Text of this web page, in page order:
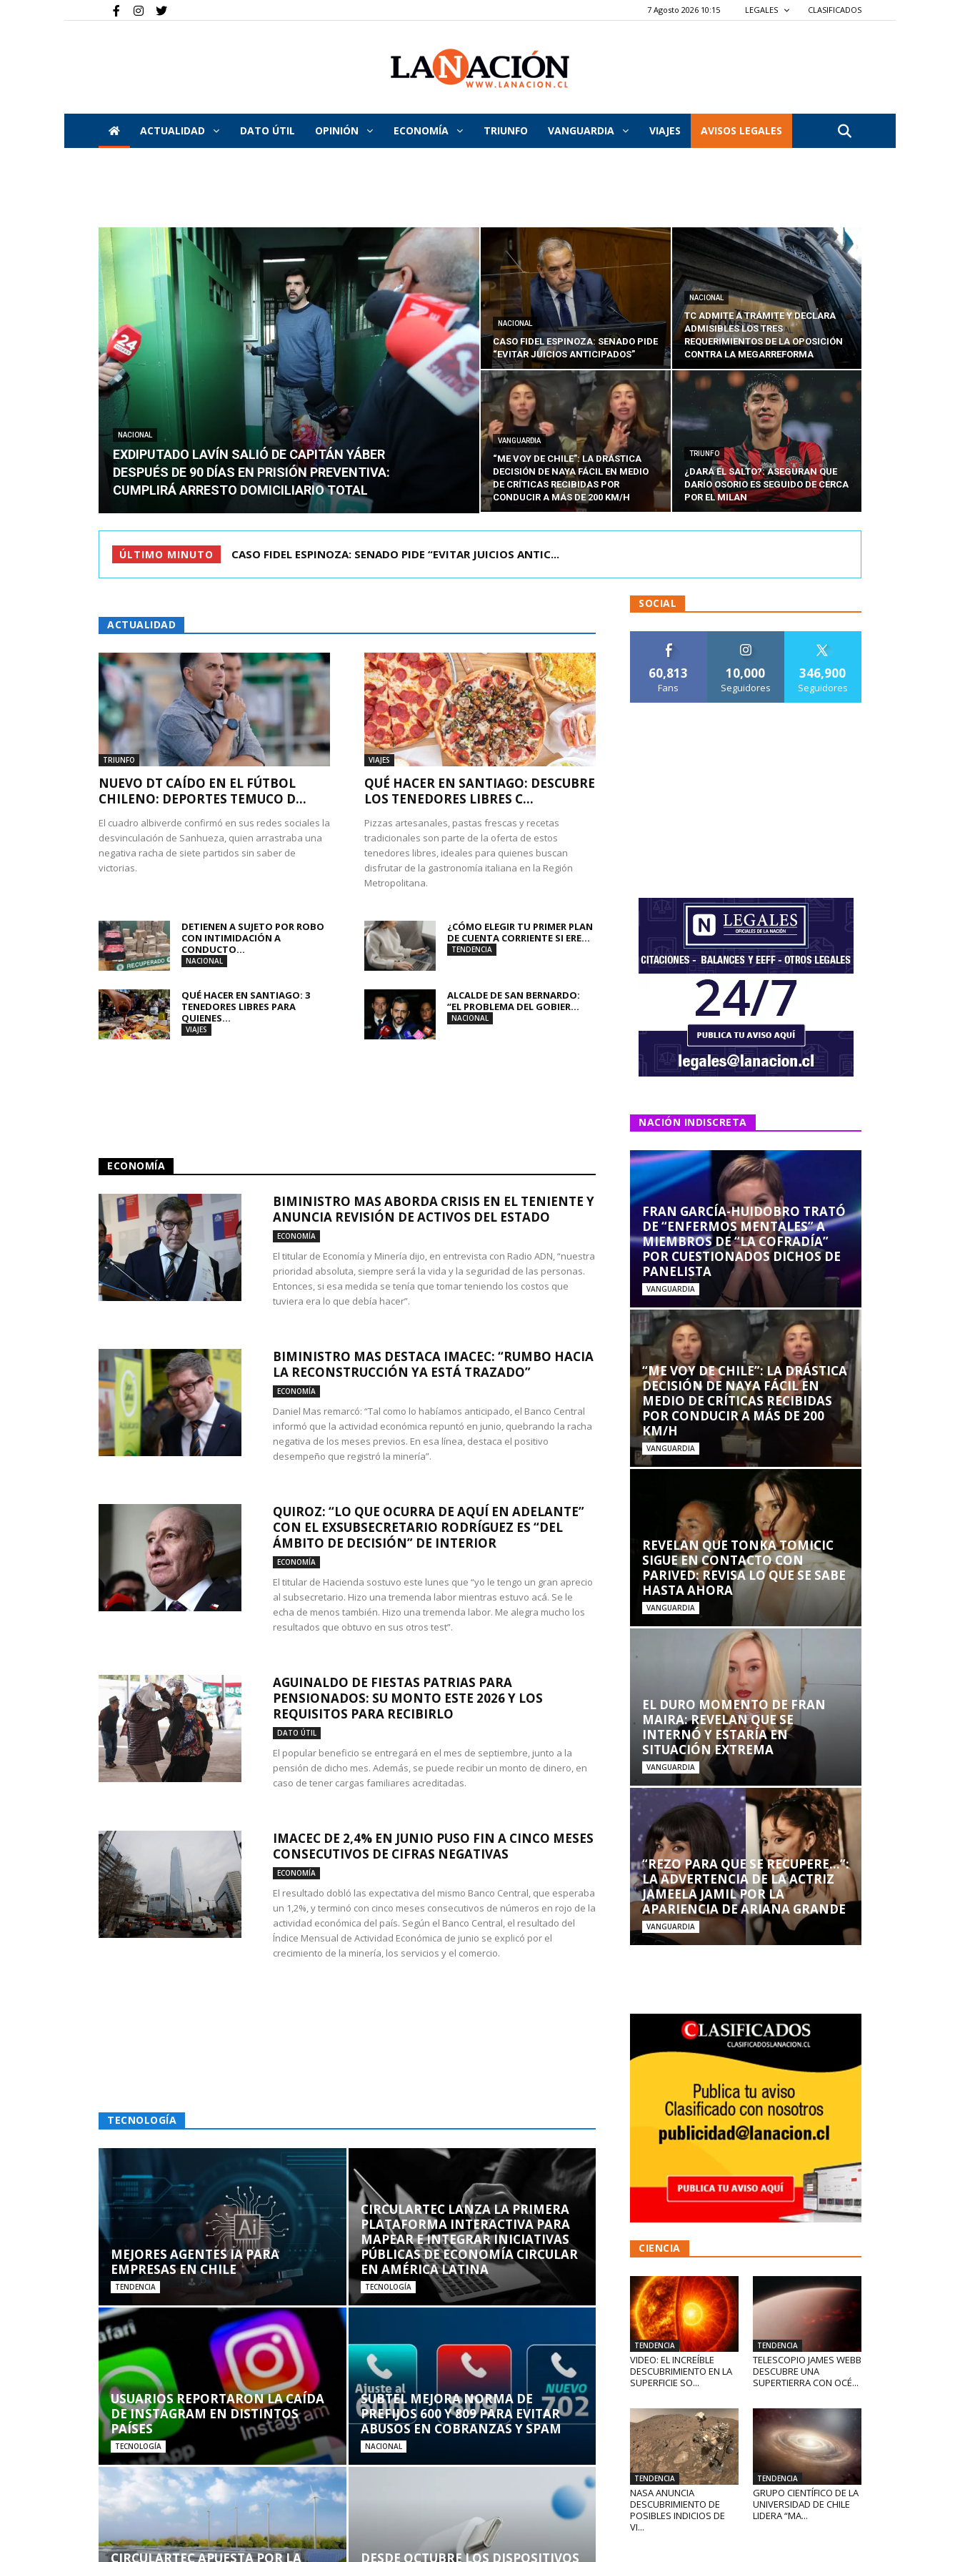
7 Agosto 2026 10:15 LEGALES CLASIFICADOS
La
Nación
ACTUALIDAD DATO ÚTIL OPINIÓN ECONOMÍA TRIUNFO VANGUARDIA VIAJES AVISOS LEGALES
NACIONAL
EXDIPUTADO LAVÍN SALIÓ DE CAPITÁN YÁBER
DESPUÉS DE 90 DÍAS EN PRISIÓN PREVENTIVA:
CUMPLIRÁ ARRESTO DOMICILIARIO TOTAL
NACIONAL
CASO FIDEL ESPINOZA: SENADO PIDE
“EVITAR JUICIOS ANTICIPADOS”
NACIONAL
TC ADMITE A TRÁMITE Y DECLARA
ADMISIBLES LOS TRES
REQUERIMIENTOS DE LA OPOSICIÓN
CONTRA LA MEGARREFORMA
VANGUARDIA
“ME VOY DE CHILE”: LA DRÁSTICA
DECISIÓN DE NAYA FÁCIL EN MEDIO
DE CRÍTICAS RECIBIDAS POR
CONDUCIR A MÁS DE 200 KM/H
TRIUNFO
¿DARÁ EL SALTO?: ASEGURAN QUE
DARÍO OSORIO ES SEGUIDO DE CERCA
POR EL MILAN
ÚLTIMO MINUTO TC ADMITE A TRÁMITE Y DECLARA ADMISIBLES LOS TRES REQU...
ACTUALIDAD
TRIUNFO
NUEVO DT CAÍDO EN EL FÚTBOL
CHILENO: DEPORTES TEMUCO D...
El cuadro albiverde confirmó en sus redes sociales la
desvinculación de Sanhueza, quien arrastraba una
negativa racha de siete partidos sin saber de
victorias.
VIAJES
QUÉ HACER EN SANTIAGO: DESCUBRE
LOS TENEDORES LIBRES C...
Pizzas artesanales, pastas frescas y recetas
tradicionales son parte de la oferta de estos
tenedores libres, ideales para quienes buscan
disfrutar de la gastronomía italiana en la Región
Metropolitana.
DETIENEN A SUJETO POR ROBO
CON INTIMIDACIÓN A
CONDUCTO...
NACIONAL
¿CÓMO ELEGIR TU PRIMER PLAN
DE CUENTA CORRIENTE SI ERE...
TENDENCIA
QUÉ HACER EN SANTIAGO: 3
TENEDORES LIBRES PARA
QUIENES...
VIAJES
ALCALDE DE SAN BERNARDO:
“EL PROBLEMA DEL GOBIER...
NACIONAL
ECONOMÍA
BIMINISTRO MAS ABORDA CRISIS EN EL TENIENTE Y
ANUNCIA REVISIÓN DE ACTIVOS DEL ESTADO
ECONOMÍA
El titular de Economía y Minería dijo, en entrevista con Radio ADN, “nuestra
prioridad absoluta, siempre será la vida y la seguridad de las personas.
Entonces, si esa medida se tenía que tomar teniendo los costos que
tuviera era lo que debía hacer”.
BIMINISTRO MAS DESTACA IMACEC: “RUMBO HACIA
LA RECONSTRUCCIÓN YA ESTÁ TRAZADO”
ECONOMÍA
Daniel Mas remarcó: “Tal como lo habíamos anticipado, el Banco Central
informó que la actividad económica repuntó en junio, quebrando la racha
negativa de los meses previos. En esa línea, destaca el positivo
desempeño que registró la minería”.
QUIROZ: “LO QUE OCURRA DE AQUÍ EN ADELANTE”
CON EL EXSUBSECRETARIO RODRÍGUEZ ES “DEL
ÁMBITO DE DECISIÓN” DE INTERIOR
ECONOMÍA
El titular de Hacienda sostuvo este lunes que “yo le tengo un gran aprecio
al subsecretario. Hizo una tremenda labor mientras estuvo acá. Se le
echa de menos también. Hizo una tremenda labor. Me alegra mucho los
resultados que obtuvo en sus otros test”.
AGUINALDO DE FIESTAS PATRIAS PARA
PENSIONADOS: SU MONTO ESTE 2026 Y LOS
REQUISITOS PARA RECIBIRLO
DATO ÚTIL
El popular beneficio se entregará en el mes de septiembre, junto a la
pensión de dicho mes. Además, se puede recibir un monto de dinero, en
caso de tener cargas familiares acreditadas.
IMACEC DE 2,4% EN JUNIO PUSO FIN A CINCO MESES
CONSECUTIVOS DE CIFRAS NEGATIVAS
ECONOMÍA
El resultado dobló las expectativa del mismo Banco Central, que esperaba
un 1,2%, y terminó con cinco meses consecutivos de números en rojo de la
actividad económica del país. Según el Banco Central, el resultado del
Índice Mensual de Actividad Económica de junio se explicó por el
crecimiento de la minería, los servicios y el comercio.
TECNOLOGÍA
MEJORES AGENTES IA PARA
EMPRESAS EN CHILE
TENDENCIA
CIRCULARTEC LANZA LA PRIMERA
PLATAFORMA INTERACTIVA PARA
MAPEAR E INTEGRAR INICIATIVAS
PÚBLICAS DE ECONOMÍA CIRCULAR
EN AMÉRICA LATINA
TECNOLOGÍA
USUARIOS REPORTARON LA CAÍDA
DE INSTAGRAM EN DISTINTOS
PAÍSES
TECNOLOGÍA
SUBTEL MEJORA NORMA DE
PREFIJOS 600 Y 809 PARA EVITAR
ABUSOS EN COBRANZAS Y SPAM
NACIONAL
CIRCULARTEC APUESTA POR LA DESDE OCTUBRE LOS DISPOSITIVOS
SOCIAL
60,813
Fans
10,000
Seguidores
346,900
Seguidores
NACIÓN INDISCRETA
FRAN GARCÍA-HUIDOBRO TRATÓ
DE “ENFERMOS MENTALES” A
MIEMBROS DE “LA COFRADÍA”
POR CUESTIONADOS DICHOS DE
PANELISTA
VANGUARDIA
“ME VOY DE CHILE”: LA DRÁSTICA
DECISIÓN DE NAYA FÁCIL EN
MEDIO DE CRÍTICAS RECIBIDAS
POR CONDUCIR A MÁS DE 200
KM/H
VANGUARDIA
REVELAN QUE TONKA TOMICIC
SIGUE EN CONTACTO CON
PARIVED: REVISA LO QUE SE SABE
HASTA AHORA
VANGUARDIA
EL DURO MOMENTO DE FRAN
MAIRA: REVELAN QUE SE
INTERNÓ Y ESTARÍA EN
SITUACIÓN EXTREMA
VANGUARDIA
“REZO PARA QUE SE RECUPERE…”:
LA ADVERTENCIA DE LA ACTRIZ
JAMEELA JAMIL POR LA
APARIENCIA DE ARIANA GRANDE
VANGUARDIA
CIENCIA
TENDENCIA
VIDEO: EL INCREÍBLE
DESCUBRIMIENTO EN LA
SUPERFICIE SO...
TENDENCIA
TELESCOPIO JAMES WEBB
DESCUBRE UNA
SUPERTIERRA CON OCÉ...
TENDENCIA
NASA ANUNCIA
DESCUBRIMIENTO DE
POSIBLES INDICIOS DE
VI...
TENDENCIA
GRUPO CIENTÍFICO DE LA
UNIVERSIDAD DE CHILE
LIDERA “MA...